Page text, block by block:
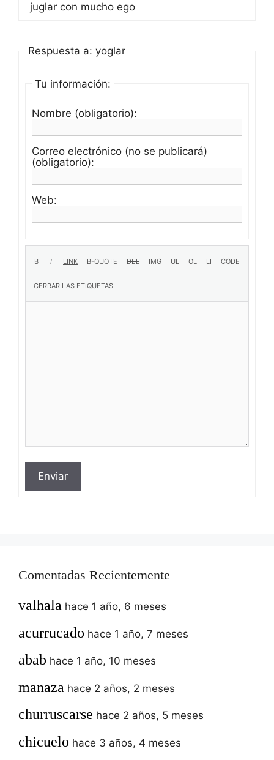
juglar con mucho ego
Respuesta a: yoglar
Tu información:
Nombre (obligatorio):
Correo electrónico (no se publicará)
(obligatorio):
Web:
Enviar
Comentadas Recientemente
valhala hace 1 año, 6 meses
acurrucado hace 1 año, 7 meses
abab hace 1 año, 10 meses
manaza hace 2 años, 2 meses
churruscarse hace 2 años, 5 meses
chicuelo hace 3 años, 4 meses